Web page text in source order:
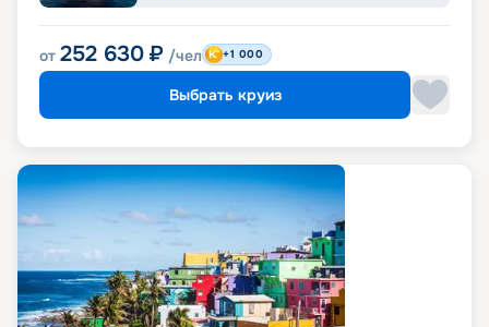
от 252 630 ₽ /чел +1 000
Выбрать круиз